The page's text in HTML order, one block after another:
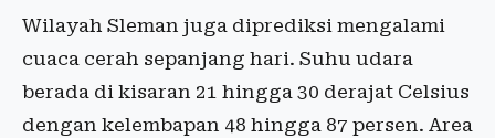
Wilayah Sleman juga diprediksi mengalami
cuaca cerah sepanjang hari. Suhu udara
berada di kisaran 21 hingga 30 derajat Celsius
dengan kelembapan 48 hingga 87 persen. Area